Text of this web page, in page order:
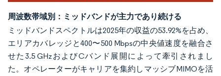
周波数帯域別：ミッドバンドが主力であり続ける
ミッドバンドスペクトルは2025年の収益の53.92%を占め、
エリアカバレッジと400〜500 Mbpsの中央値速度を融合さ
せた3.5 GHzおよびCバンド展開によって牽引されまし
た。オペレーターがキャリアを集約しマッシブMIMOを活